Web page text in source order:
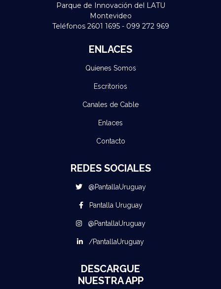
Parque de Innovación del LATU
Montevideo
Teléfonos 2601 1695 - 099 272 969
ENLACES
Quienes Somos
Escritorios
Canales de Cable
Enlaces
Contacto
REDES SOCIALES
@PantallaUruguay
Pantalla Uruguay
@PantallaUruguay
/PantallaUruguay
DESCARGUE
NUESTRA APP